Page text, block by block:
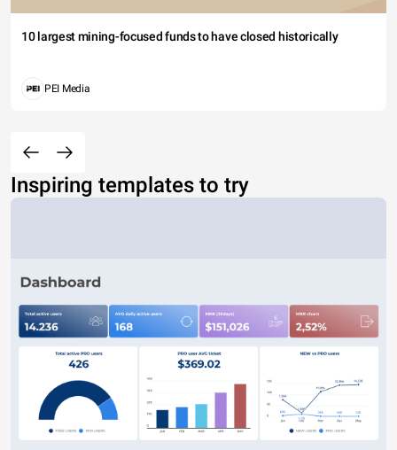
10 largest mining-focused funds to have closed historically
PEI Media
Inspiring templates to try